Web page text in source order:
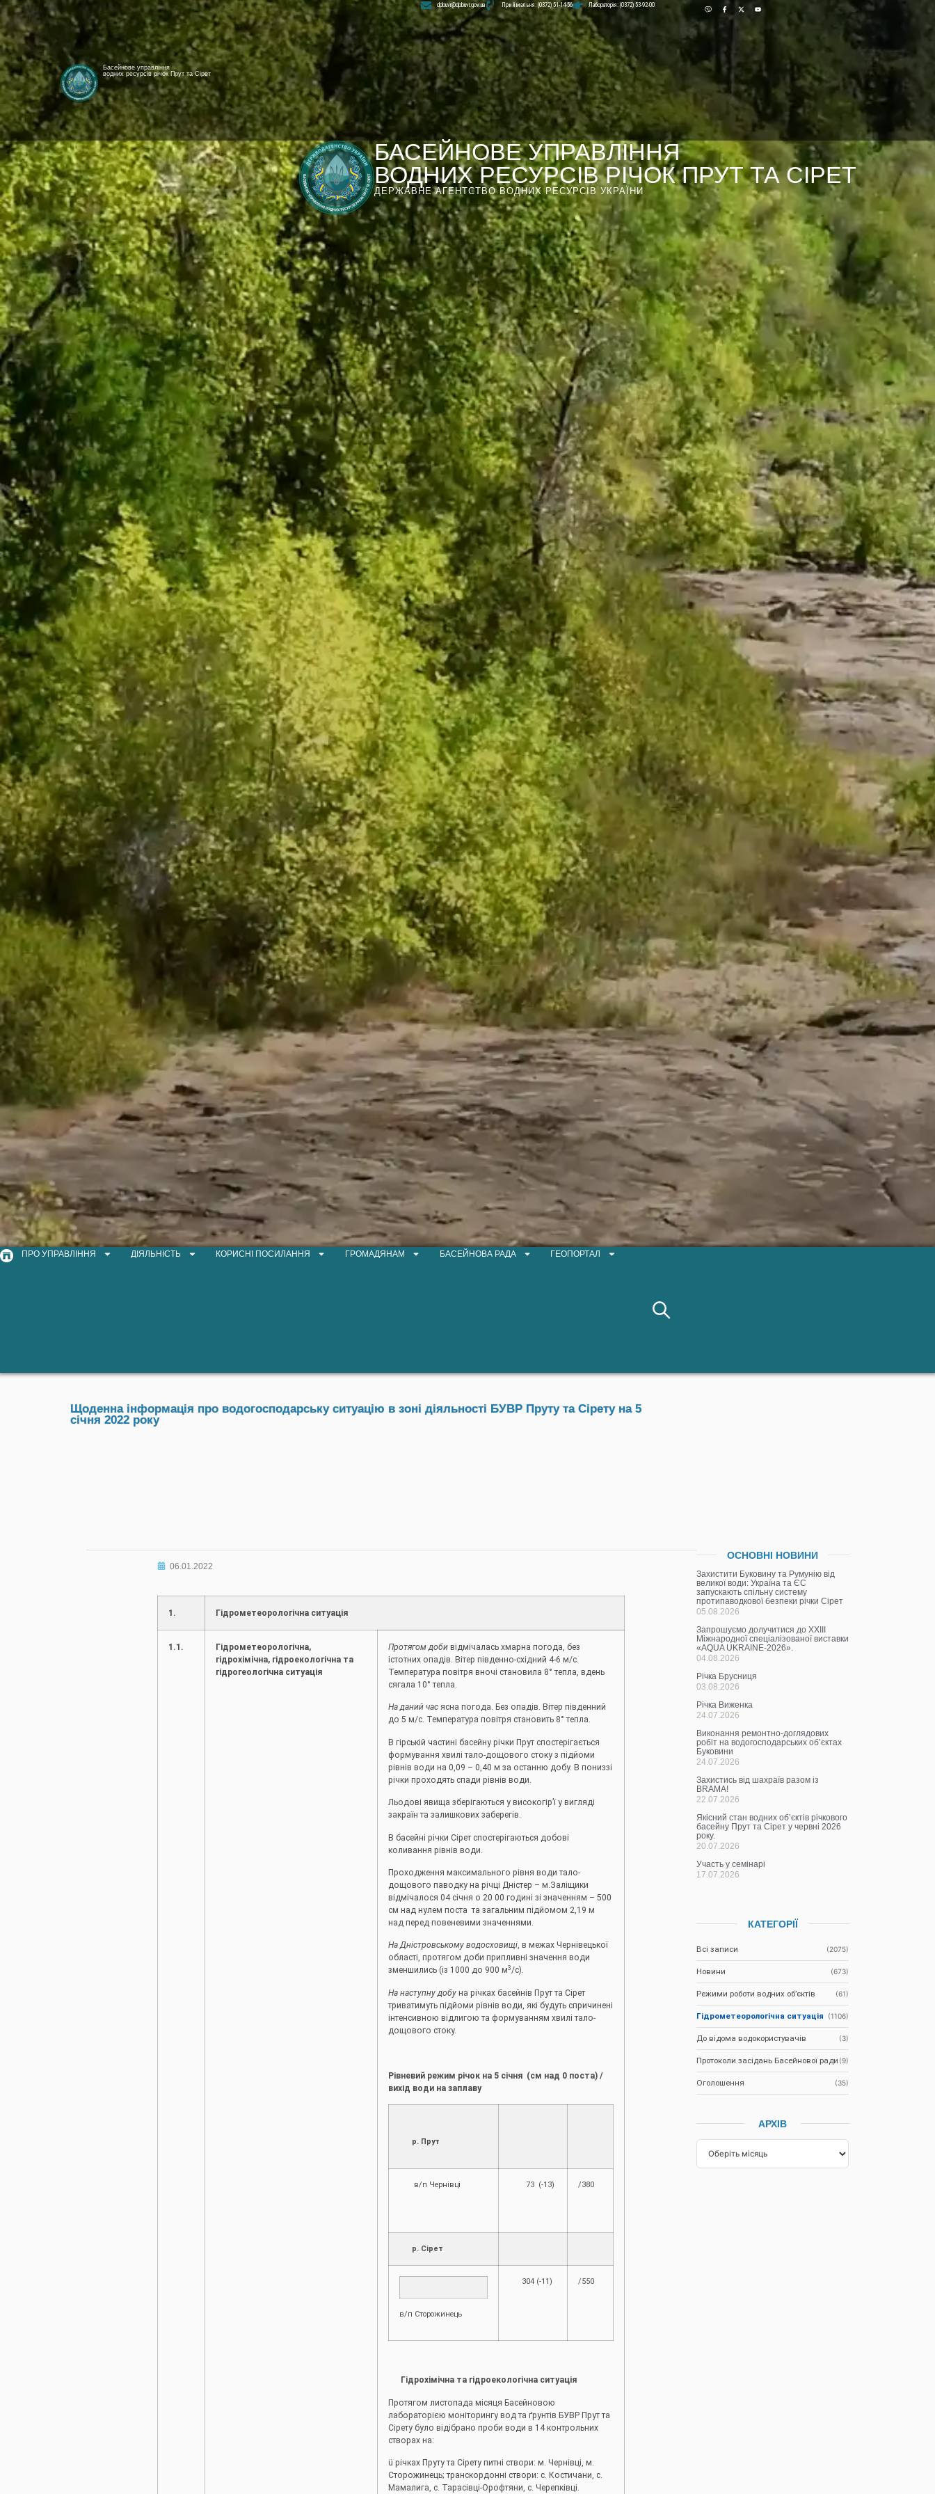
[newyear_garland]
Басейнове управління
водних ресурсів річок Прут та Сірет
Лабораторія: (0372) 53-92-00
dpbuvr@dpbuvr.gov.ua Приймальня: (0372) 51-14-56
БАСЕЙНОВЕ УПРАВЛІННЯ
ВОДНИХ РЕСУРСІВ РІЧОК ПРУТ ТА СІРЕТ
ДЕРЖАВНЕ АГЕНТСТВО ВОДНИХ РЕСУРСІВ УКРАЇНИ
ПРО УПРАВЛІННЯ ДІЯЛЬНІСТЬ КОРИСНІ ПОСИЛАННЯ ГРОМАДЯНАМ БАСЕЙНОВА РАДА ГЕОПОРТАЛ
Щоденна інформація про водогосподарську ситуацію в зоні діяльності БУВР Пруту та Сірету на 5
січня 2022 року
06.01.2022
1. Гідрометеорологічна ситуація
1.1.
Гідрометеорологічна,
гідрохімічна, гідроекологічна та
гідрогеологічна ситуація
Протягом доби відмічалась хмарна погода, без
істотних опадів. Вітер південно-східний 4-6 м/с.
Температура повітря вночі становила 8° тепла, вдень
сягала 10° тепла.
На даний час ясна погода. Без опадів. Вітер південний
до 5 м/с. Температура повітря становить 8° тепла.
В гірській частині басейну річки Прут спостерігається
формування хвилі тало-дощового стоку з підйоми
рівнів води на 0,09 – 0,40 м за останню добу. В пониззі
річки проходять спади рівнів води.
Льодові явища зберігаються у високогір’ї у вигляді
закраїн та залишкових заберегів.
В басейні річки Сірет спостерігаються добові
коливання рівнів води.
Проходження максимального рівня води тало-
дощового паводку на річці Дністер – м.Заліщики
відмічалося 04 січня о 20 00 годині зі значенням – 500
см над нулем поста та загальним підйомом 2,19 м
над перед повеневими значеннями.
На Дністровському водосховищі, в межах Чернівецької
області, протягом доби припливні значення води
зменшились (із 1000 до 900 м3/с).
На наступну добуна річках басейнів Прут та Сірет
триватимуть підйоми рівнів води, які будуть спричинені
інтенсивною відлигою та формуванням хвилі тало-
дощового стоку.
Рівневий режим річок на 5 січня (см над 0 поста) /
вихід води на заплаву
р. Прут
в/п Чернівці 73 (-13) /380
р. Сірет
в/п Сторожинець
304 (-11) /550
Гідрохімічна та гідроекологічна ситуація
Протягом листопада місяця Басейновою
лабораторією моніторингу вод та ґрунтів БУВР Прут та
Сірету було відібрано проби води в 14 контрольних
створах на:
ü річках Пруту та Сірету питні створи: м. Чернівці, м.
Сторожинець; транскордонні створи: с. Костичани, с.
Мамалига, с. Тарасівці-Орофтяни, с. Черепківці.
ОСНОВНІ НОВИНИ
Захистити Буковину та Румунію від
великої води: Україна та ЄС
запускають спільну систему
протипаводкової безпеки річки Сірет
05.08.2026
Запрошуємо долучитися до ХХІІІ
Міжнародної спеціалізованої виставки
«AQUA UKRAINE-2026».
04.08.2026
Річка Брусниця
03.08.2026
Річка Виженка
24.07.2026
Виконання ремонтно-доглядових
робіт на водогосподарських об’єктах
Буковини
24.07.2026
Захистись від шахраїв разом із
BRAMA!
22.07.2026
Якісний стан водних об’єктів річкового
басейну Прут та Сірет у червні 2026
року.
20.07.2026
Участь у семінарі
17.07.2026
КАТЕГОРІЇ
Всі записи (2075)
Новини (673)
Режими роботи водних об’єктів (61)
Гідрометеорологічна ситуація (1106)
До відома водокористувачів (3)
Протоколи засідань Басейнової ради (9)
Оголошення (35)
АРХІВ